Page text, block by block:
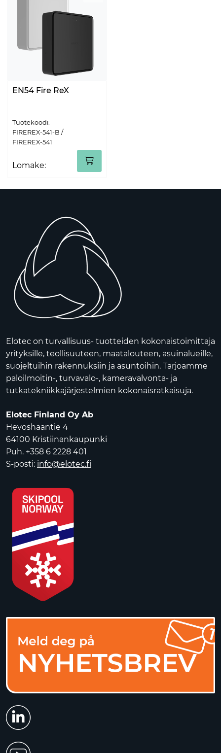
EN54 Fire ReX
Tuotekoodi:
FIREREX-541-B /
FIREREX-541
Lomake:
Elotec on turvallisuus- tuotteiden kokonaistoimittaja
yrityksille, teollisuuteen, maatalouteen, asuinalueille,
suojeltuihin rakennuksiin ja asuntoihin. Tarjoamme
paloilmoitin-, turvavalo-, kameravalvonta- ja
tutkatekniikkajärjestelmien kokonaisratkaisuja.
Elotec Finland Oy Ab
Hevoshaantie 4
64100 Kristiinankaupunki
Puh. +358 6 2228 401
S-posti: info@elotec.fi